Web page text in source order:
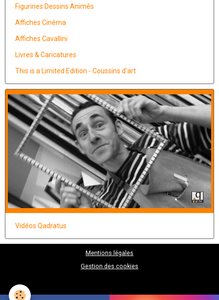
Figurines Dessins Animés
Affiches Cinéma
Affiches Cavallini
Livres & Caricatures
This is a Limited Edition - Coussins d'art
Vidéos Qadratus
Mentions légales
Gestion des cookies